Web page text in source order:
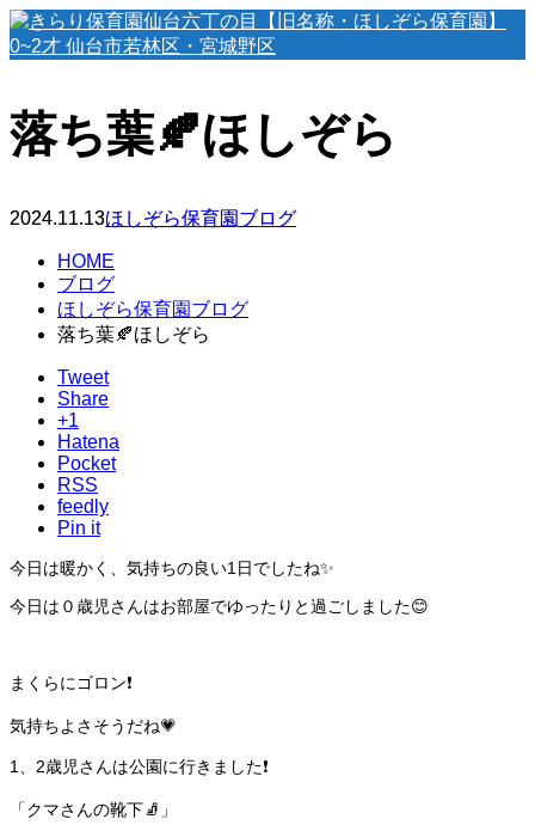
落ち葉🍂ほしぞら
2024.11.13ほしぞら保育園ブログ
HOME
ブログ
ほしぞら保育園ブログ
落ち葉🍂ほしぞら
Tweet
Share
+1
Hatena
Pocket
RSS
feedly
Pin it
今日は暖かく、気持ちの良い1日でしたね✨
今日は０歳児さんはお部屋でゆったりと過ごしました😊
まくらにゴロン❗️
気持ちよさそうだね💗
1、2歳児さんは公園に行きました❗️
「クマさんの靴下🧦」